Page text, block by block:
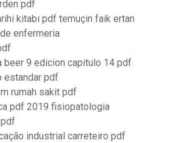
pdf
kitabı pdf temuçin faik ertan
enfermeria
beer 9 edicion capitulo 14 pdf
estandar pdf
rumah sakit pdf
pdf 2019 fisiopatologia
industrial carreteiro pdf